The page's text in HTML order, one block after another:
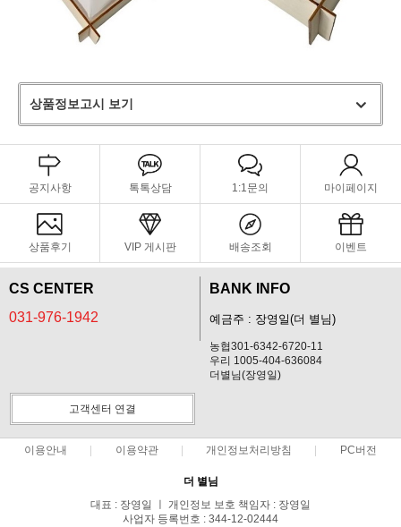
상품정보고시 보기
공지사항 톡톡상담 1:1문의 마이페이지
상품후기 VIP 게시판 배송조회 이벤트
CS CENTER
031-976-1942
BANK INFO
예금주 : 장영일(더 별님)
농협301-6342-6720-11
우리 1005-404-636084
더별님(장영일)
고객센터 연결
이용안내 이용약관 개인정보처리방침 PC버전
더 별님
대표 : 장영일 ㅣ 개인정보 보호 책임자 : 장영일
사업자 등록번호 : 344-12-02444